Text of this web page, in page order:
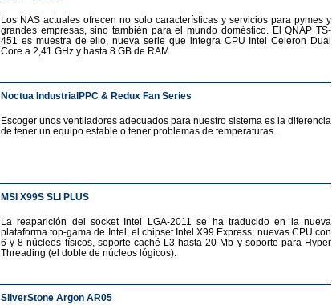
Los NAS actuales ofrecen no solo características y servicios para pymes y
grandes empresas, sino también para el mundo doméstico. El QNAP TS-
451 es muestra de ello, nueva serie que integra CPU Intel Celeron Dual
Core a 2,41 GHz y hasta 8 GB de RAM.
Noctua IndustrialPPC & Redux Fan Series
Escoger unos ventiladores adecuados para nuestro sistema es la diferencia
de tener un equipo estable o tener problemas de temperaturas.
MSI X99S SLI PLUS
La reaparición del socket Intel LGA-2011 se ha traducido en la nueva
plataforma top-gama de Intel, el chipset Intel X99 Express; nuevas CPU con
6 y 8 núcleos físicos, soporte caché L3 hasta 20 Mb y soporte para Hyper
Threading (el doble de núcleos lógicos).
SilverStone Argon AR05